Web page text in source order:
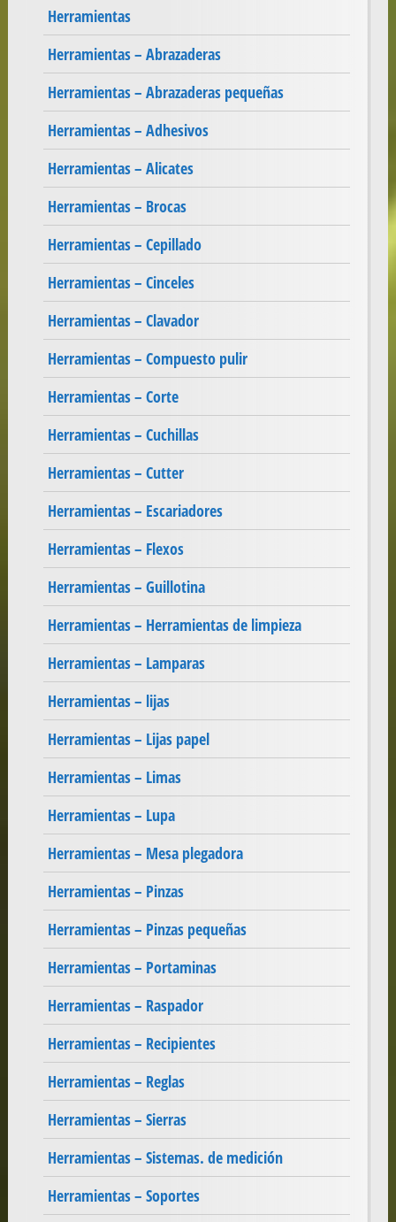
Herramientas
Herramientas – Abrazaderas
Herramientas – Abrazaderas pequeñas
Herramientas – Adhesivos
Herramientas – Alicates
Herramientas – Brocas
Herramientas – Cepillado
Herramientas – Cinceles
Herramientas – Clavador
Herramientas – Compuesto pulir
Herramientas – Corte
Herramientas – Cuchillas
Herramientas – Cutter
Herramientas – Escariadores
Herramientas – Flexos
Herramientas – Guillotina
Herramientas – Herramientas de limpieza
Herramientas – Lamparas
Herramientas – lijas
Herramientas – Lijas papel
Herramientas – Limas
Herramientas – Lupa
Herramientas – Mesa plegadora
Herramientas – Pinzas
Herramientas – Pinzas pequeñas
Herramientas – Portaminas
Herramientas – Raspador
Herramientas – Recipientes
Herramientas – Reglas
Herramientas – Sierras
Herramientas – Sistemas. de medición
Herramientas – Soportes